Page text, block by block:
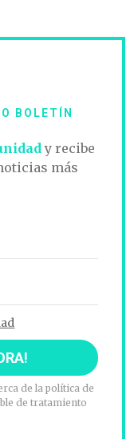
BOLETÍN
y recibe
más
de la política de
de tratamiento